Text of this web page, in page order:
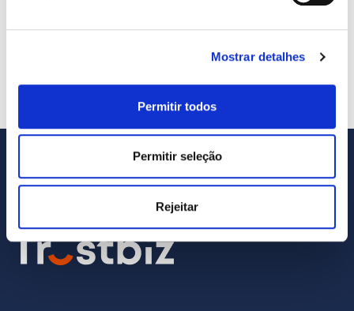
Mostrar detalhes
Permitir todos
Permitir seleção
Rejeitar